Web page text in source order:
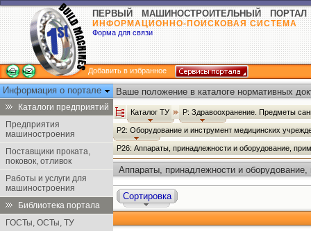
ПЕРВЫЙ МАШИНОСТРОИТЕЛЬНЫЙ ПОРТАЛ
ИНФОРМАЦИОННО-ПОИСКОВАЯ СИСТЕМА
Форма для связи
Добавить в избранное
Информация о портале
Каталоги предприятий
Предприятия
машиностроения
Поставщики проката,
поковок, отливок
Работы и услуги для
машиностроения
Библиотека портала
ГОСТы, ОСТы, ТУ
Ваше положение в каталоге нормативных
Каталог ТУ Р: Здравоохранение. Предметы
Р2: Оборудование и инструмент медицинских
Р26: Аппараты, принадлежности и оборудование,
Аппараты, принадлежности и
дезинфекции и дезинсекции - Каталог ТУ
Сортировка